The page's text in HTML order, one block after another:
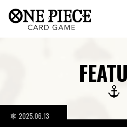
2025.06.13